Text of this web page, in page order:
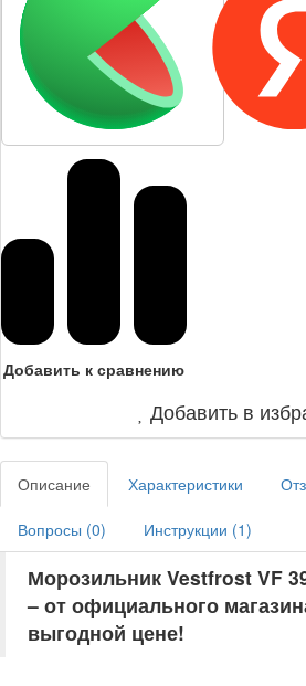
Добавить к сравнению
Добавить в
Описание Характеристики
Вопросы (0) Инструкции (1)
Морозильник Vestfrost VF
– от официального
выгодной цене!